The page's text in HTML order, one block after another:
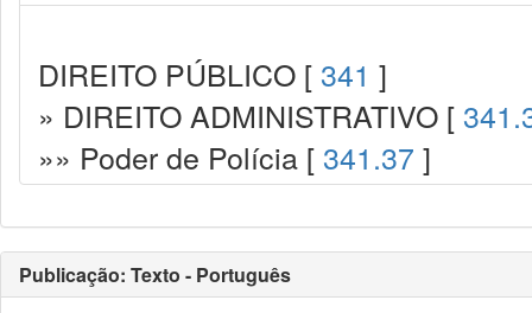
DIREITO PÚBLICO [ 341 ]
» DIREITO ADMINISTRATIVO [
»» Poder de Polícia [ 341.37 ]
Publicação: Texto - Português